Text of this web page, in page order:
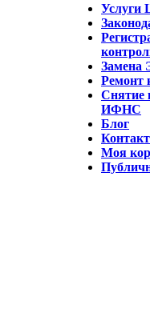
Замена
Ремонт
Снятие
ИФНС
Блог
Моя